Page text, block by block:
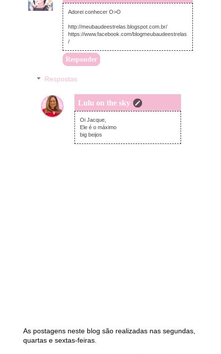
Adorei conhecer O>O
http://meubaudeestrelas.blogspot.com.br/
https://www.facebook.com/blogmeubaudeestrelas
/
Responder
Respostas
Lulu on the sky
terça-feira, fevereiro 23, 2016
Oi Jacque,
Ele é o máximo
big beijos
As postagens neste blog são realizadas nas segundas,
quartas e sextas-feiras.